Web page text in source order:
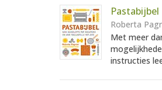
Pastabijbel
Roberta
Met meer
instructies